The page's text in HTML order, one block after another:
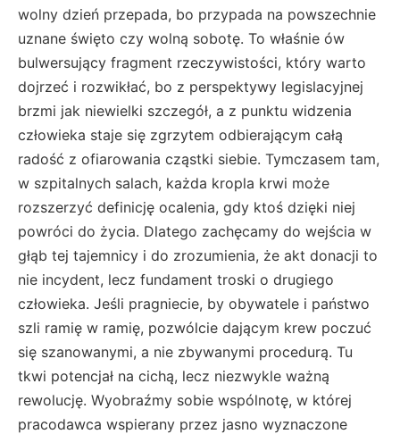
wolny dzień przepada, bo przypada na powszechnie
uznane święto czy wolną sobotę. To właśnie ów
bulwersujący fragment rzeczywistości, który warto
dojrzeć i rozwikłać, bo z perspektywy legislacyjnej
brzmi jak niewielki szczegół, a z punktu widzenia
człowieka staje się zgrzytem odbierającym całą
radość z ofiarowania cząstki siebie. Tymczasem tam,
w szpitalnych salach, każda kropla krwi może
rozszerzyć definicję ocalenia, gdy ktoś dzięki niej
powróci do życia. Dlatego zachęcamy do wejścia w
głąb tej tajemnicy i do zrozumienia, że akt donacji to
nie incydent, lecz fundament troski o drugiego
człowieka. Jeśli pragniecie, by obywatele i państwo
szli ramię w ramię, pozwólcie dającym krew poczuć
się szanowanymi, a nie zbywanymi procedurą. Tu
tkwi potencjał na cichą, lecz niezwykle ważną
rewolucję. Wyobraźmy sobie wspólnotę, w której
pracodawca wspierany przez jasno wyznaczone